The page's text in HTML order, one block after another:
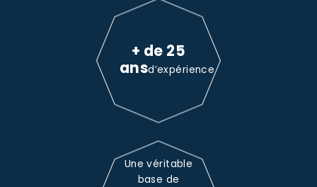
+ de 25
ansd’expérience
Une véritable
base de